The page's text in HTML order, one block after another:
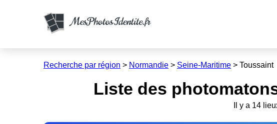
Recherche par région > Normandie > Seine-Maritime > Toussaint
Liste des
Il y a 14